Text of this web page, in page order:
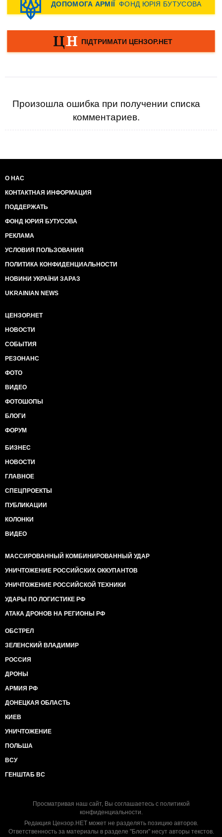
Произошла ошибка при получении списка
комментариев.
О НАС
КОНТАКТНАЯ ИНФОРМАЦИЯ
ПОДДЕРЖАТЬ
ФОНД ЮРИЯ БУТУСОВА
РЕКЛАМА
УСЛОВИЯ ПОЛЬЗОВАНИЯ
ПОЛИТИКА КОНФИДЕНЦИАЛЬНОСТИ
НОВИНИ УКРАЇНИ ЗАРАЗ
UKRAINIAN NEWS
ЦЕНЗОР.НЕТ
НОВОСТИ
СОБЫТИЯ
РЕЗОНАНС
ФОТО
ВИДЕО
ФОТОШОПЫ
БЛОГИ
ФОРУМ
БИЗНЕС
НОВОСТИ
ГЛАВНОЕ
СПЕЦПРОЕКТЫ
ПУБЛИКАЦИИ
КОЛОНКИ
ВИДЕО
МАССИРОВАННЫЙ КОМБИНИРОВАННЫЙ УДАР
УНИЧТОЖЕНИЕ РОССИЙСКИХ ОККУПАНТОВ
УНИЧТОЖЕНИЕ РОССИЙСКОЙ ТЕХНИКИ
УДАРЫ ПО ЛОГИСТИКЕ РФ
АТАКА ДРОНОВ НА РЕГИОНЫ РФ
ОБСТРЕЛ
ЗЕЛЕНСКИЙ ВЛАДИМИР
РОССИЯ
ДРОНЫ
АРМИЯ РФ
ДОНЕЦКАЯ ОБЛАСТЬ
КИЕВ
УНИЧТОЖЕНИЕ
ПОЛЬША
ВСУ
ГЕНШТАБ ВС
Просматривая наш сайт, Вы соглашаетесь с политикой
конфиденциальности.
Редакция Цензор.НЕТ может не разделять позицию авторов.
Ответственность за материалы в разделе "Блоги" несут авторы текстов.